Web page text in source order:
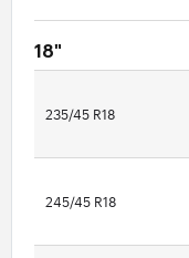
18"
235/45 R18
245/45 R18